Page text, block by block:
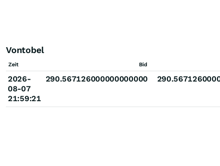
Vontobel
Zeit Bid
2026-
08-07
21:59:21
290.567126000000000000